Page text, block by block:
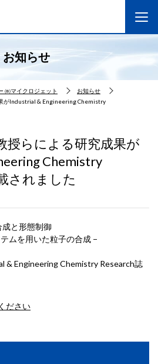
お知らせ
㈱マイクロジェット
お知らせ
がIndustrial & Engineering Chemistry
授らによる研究成果が
Chemistry
されました
と形態制御
ムを用いた粒子の合成 −
& Engineering Chemistry Research誌
ださい